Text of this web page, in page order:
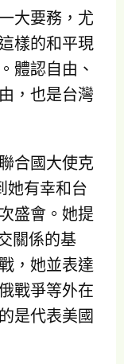
大要務，尤
樣的和平現
體認自由、
，也是台灣
合國大使克
她有幸和台
盛會。她提
關係的基
，她並表達
戰爭等外在
是代表美國